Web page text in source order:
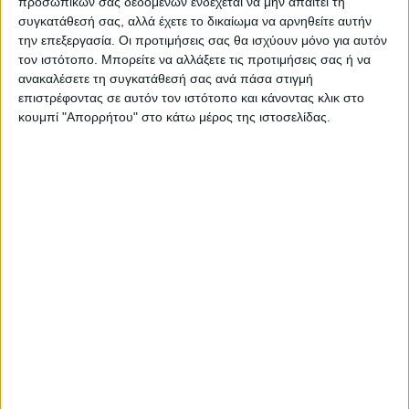
συγκατάθεσή σας, αλλά έχετε το δικαίωμα να αρνηθείτε αυτήν
την επεξεργασία. Οι προτιμήσεις σας θα ισχύουν μόνο για αυτόν
τον ιστότοπο. Μπορείτε να αλλάξετε τις προτιμήσεις σας ή να
ανακαλέσετε τη συγκατάθεσή σας ανά πάσα στιγμή
επιστρέφοντας σε αυτόν τον ιστότοπο και κάνοντας κλικ στο
κουμπί "Απορρήτου" στο κάτω μέρος της ιστοσελίδας.
Η Αρχαιότερη Καθημερινή Πρωινή Εφημερίδα της Καρδίτσας